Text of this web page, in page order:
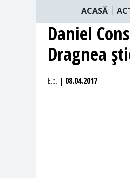
ACASĂ
Daniel
Dragnea
E.b. | 08.04.2017